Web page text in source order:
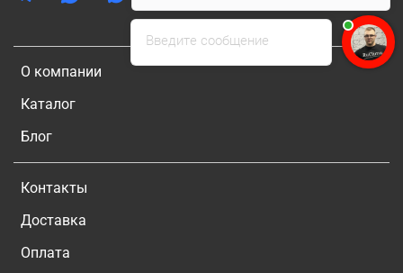
О компании
Каталог
Блог
Контакты
Доставка
Оплата
Введите сообщение